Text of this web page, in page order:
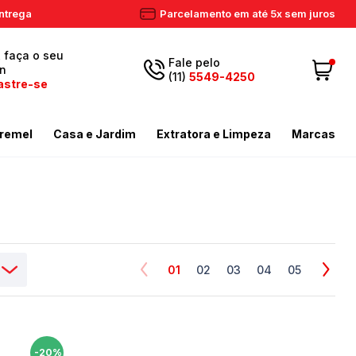
Parcelamento em até 5x sem juros
faça o seu
se
Fale pelo
(11) 5549-4250
contato@eletronservice.com.br
Circulador
Casa e Jardim Extratora e Limpeza
Limpador a Vapor
Acessórios Limpeza
Marcas
01 02 03 04 05
-20%